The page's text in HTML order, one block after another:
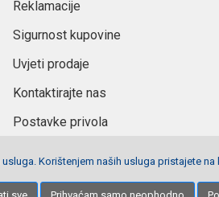
Reklamacije
Sigurnost kupovine
Uvjeti prodaje
Kontaktirajte nas
Postavke privola
stranica Net plus d.o.o.
Korištenjem naših usluga pristajete